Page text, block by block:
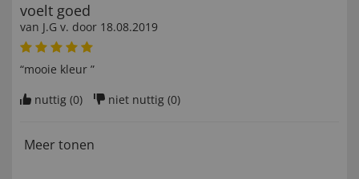
voelt goed
van J.G v. door 18.08.2019
“mooie kleur ”
nuttig (0) niet nuttig (0)
Meer tonen